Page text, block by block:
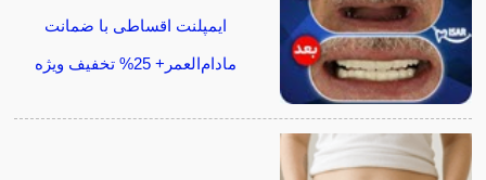
ایمپلنت اقساطی با ضمانت
مادام‌العمر+ 25% تخفیف ویژه